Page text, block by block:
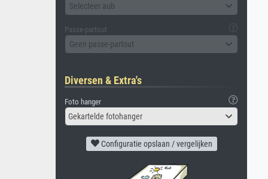
Selecteer aub
Passe-partout
Geen passe-partout
Diversen & Extra's
Foto hanger
Gekartelde fotohanger
Configuratie opslaan / vergelijken